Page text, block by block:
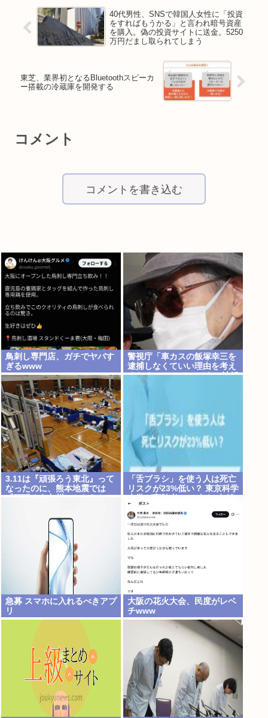
40代男性、SNSで韓国人女性に「投資
をすればもうかる」と言われ暗号資産
を購入。偽の投資サイトに送金。5250
万円だまし取られてしまう
東芝、業界初となるBluetoothスピーカ
ー搭載の冷蔵庫を開発する
コメント
コメントを書き込む
鳥刺し専門店、ガチでヤバす
ぎるwww
警視庁「車カスの飯塚幸三を
逮捕しなくていい理由を考え
るために1000ページもの法解
釈書を読んだ」
3.11は『頑張ろう東北』って
なったのに、熊本地震では
『頑張ろう九州』とならなか
「舌ブラシ」を使う人は死亡
リスクが23%低い？ 東京科学
大学が高齢者9676人を6年追
跡した研究を歯科医が解説
急募 スマホに入れるべきアプ
リ
大阪の花火大会、民度がレベ
チwww